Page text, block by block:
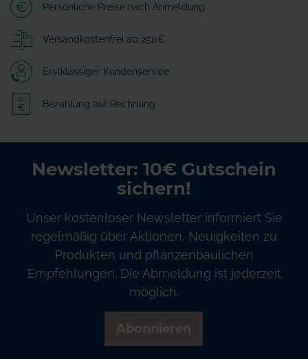
Persönliche Preise nach Anmeldung
Versandkostenfrei ab 250€
Erstklassiger Kundenservice
Bezahlung auf Rechnung
Newsletter: 10€ Gutschein
sichern!
Unser kostenloser Newsletter informiert Sie
regelmäßig über Aktionen, Neuigkeiten zu
Produkten und pflanzenbaulichen
Empfehlungen. Die Abmeldung ist jederzeit
möglich.